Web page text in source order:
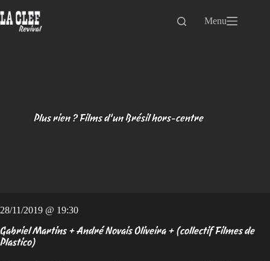
au
contenu
Menu
Plus rien ? Films d’un Brésil hors-centre
28/11/2019 @ 19:30
Gabriel Martins + André Novais Oliveira + (collectif Filmes de
Plastico)